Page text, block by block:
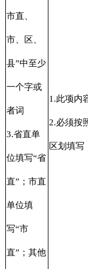
市直、
市、区、
县”中至少
一个字或
者词
3.省直单
位填写“省
直”；市直
单位填
写“市
直”；其他
1.此项内
2.必须按
区划填写